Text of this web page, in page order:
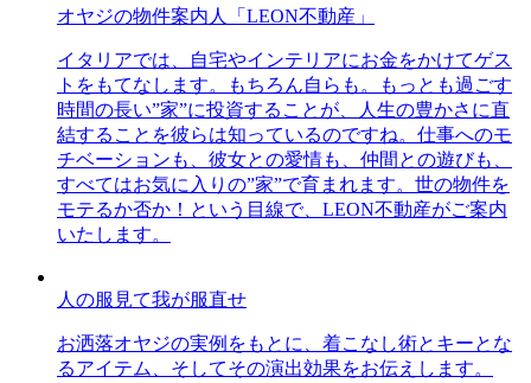
オヤジの物件案内人「LEON不動産」
イタリアでは、自宅やインテリアにお金をかけてゲス
トをもてなします。もちろん自らも。もっとも過ごす
時間の長い”家”に投資することが、人生の豊かさに直
結することを彼らは知っているのですね。仕事へのモ
チベーションも、彼女との愛情も、仲間との遊びも、
すべてはお気に入りの”家”で育まれます。世の物件を
モテるか否か！という目線で、LEON不動産がご案内
いたします。
人の服見て我が服直せ
お洒落オヤジの実例をもとに、着こなし術とキーとな
るアイテム、そしてその演出効果をお伝えします。